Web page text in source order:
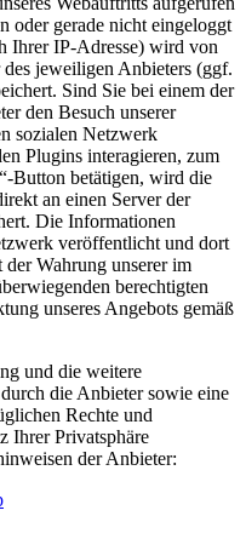
oder gerade nicht eingeloggt
Ihrer IP-Adresse) wird von
jeweiligen Anbieters (ggf.
Sind Sie bei einem der
den Besuch unserer
sozialen Netzwerk
Plugins interagieren, zum
Button betätigen, wird die
an einen Server der
Die Informationen
veröffentlicht und dort
Wahrung unserer im
berechtigten
unseres Angebots gemäß
und die weitere
die Anbieter sowie eine
Rechte und
Ihrer Privatsphäre
der Anbieter: